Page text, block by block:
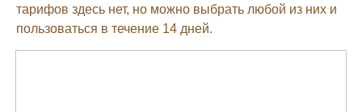
тарифов здесь нет, но можно выбрать любой из них и
пользоваться в течение 14 дней.